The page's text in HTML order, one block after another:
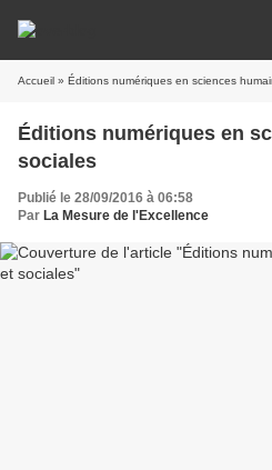
Accueil » Éditions numériques en sciences
Éditions numériques en
sociales
Publié le 28/09/2016 à 06:58
Par La Mesure de l'Excellence